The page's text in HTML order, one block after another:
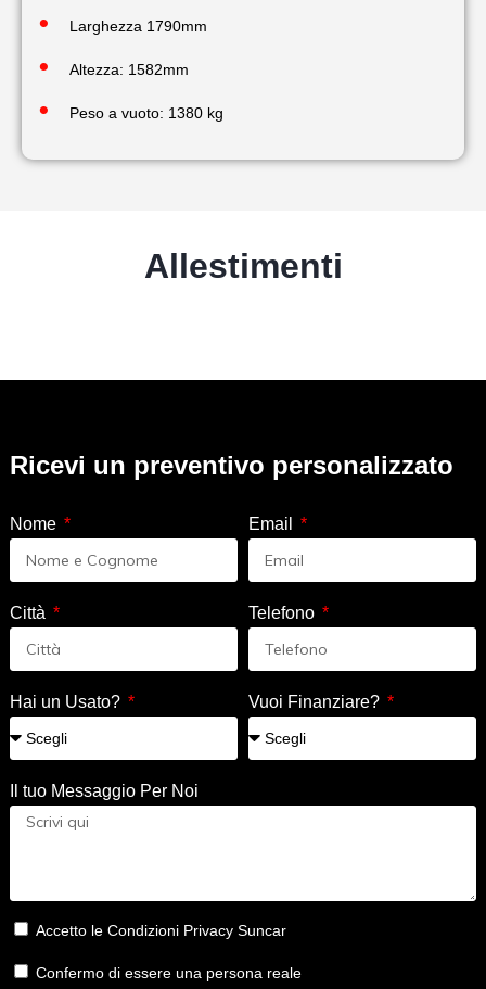
Larghezza 1790mm
Altezza: 1582mm
Peso a vuoto: 1380 kg
Allestimenti
Ricevi un preventivo personalizzato
Nome Email
Città Telefono
Hai un Usato? Vuoi Finanziare?
Il tuo Messaggio Per Noi
Accetto le Condizioni Privacy Suncar
Confermo di essere una persona reale